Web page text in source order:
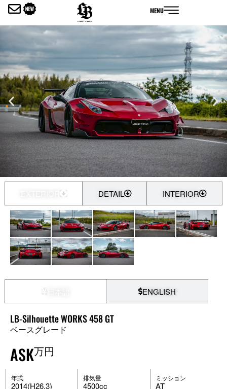
を
キ
ッ
プ
MENU
DETAIL INTERIOR
ENGLISH
LB-Silhouette WORKS 458 GT
ベースグレード
ASK万円
年式
2014(H26.3)
排気量
4500cc
ミッション
AT